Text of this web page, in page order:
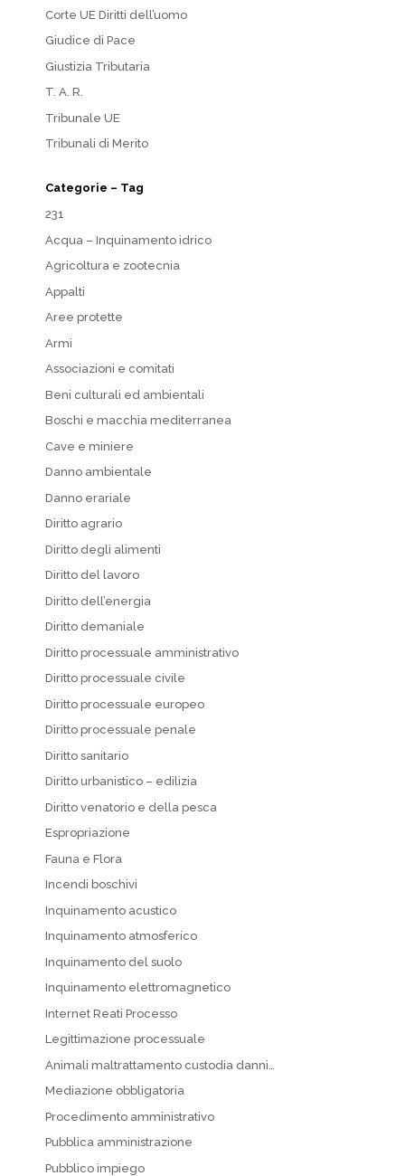
Corte UE Diritti dell’uomo
Giudice di Pace
Giustizia Tributaria
T. A. R.
Tribunale UE
Tribunali di Merito
Categorie – Tag
231
Acqua – Inquinamento idrico
Agricoltura e zootecnia
Appalti
Aree protette
Armi
Associazioni e comitati
Beni culturali ed ambientali
Boschi e macchia mediterranea
Cave e miniere
Danno ambientale
Danno erariale
Diritto agrario
Diritto degli alimenti
Diritto del lavoro
Diritto dell’energia
Diritto demaniale
Diritto processuale amministrativo
Diritto processuale civile
Diritto processuale europeo
Diritto processuale penale
Diritto sanitario
Diritto urbanistico – edilizia
Diritto venatorio e della pesca
Espropriazione
Fauna e Flora
Incendi boschivi
Inquinamento acustico
Inquinamento atmosferico
Inquinamento del suolo
Inquinamento elettromagnetico
Internet Reati Processo
Legittimazione processuale
Animali maltrattamento custodia danni…
Mediazione obbligatoria
Procedimento amministrativo
Pubblica amministrazione
Pubblico impiego